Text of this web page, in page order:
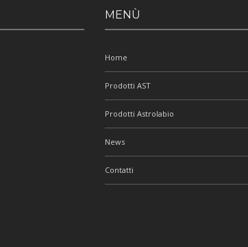
MENÙ
Home
Prodotti AST
Prodotti Astrolabio
News
Contatti